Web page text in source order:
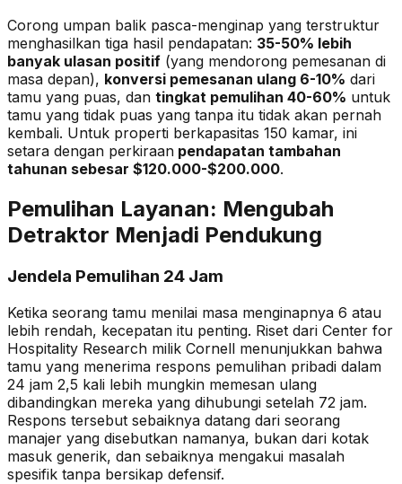
Corong umpan balik pasca-menginap yang terstruktur
menghasilkan tiga hasil pendapatan: 35-50% lebih
banyak ulasan positif (yang mendorong pemesanan di
masa depan), konversi pemesanan ulang 6-10% dari
tamu yang puas, dan tingkat pemulihan 40-60% untuk
tamu yang tidak puas yang tanpa itu tidak akan pernah
kembali. Untuk properti berkapasitas 150 kamar, ini
setara dengan perkiraan pendapatan tambahan
tahunan sebesar $120.000-$200.000.
Pemulihan Layanan: Mengubah
Detraktor Menjadi Pendukung
Jendela Pemulihan 24 Jam
Ketika seorang tamu menilai masa menginapnya 6 atau
lebih rendah, kecepatan itu penting. Riset dari Center for
Hospitality Research milik Cornell menunjukkan bahwa
tamu yang menerima respons pemulihan pribadi dalam
24 jam 2,5 kali lebih mungkin memesan ulang
dibandingkan mereka yang dihubungi setelah 72 jam.
Respons tersebut sebaiknya datang dari seorang
manajer yang disebutkan namanya, bukan dari kotak
masuk generik, dan sebaiknya mengakui masalah
spesifik tanpa bersikap defensif.